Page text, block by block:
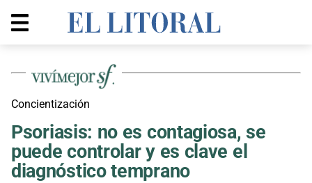
Concientización
Psoriasis: no es contagiosa, se
puede controlar y es clave el
diagnóstico temprano